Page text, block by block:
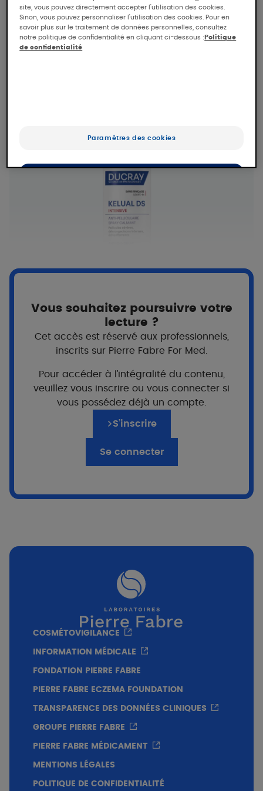
Mentions légales
Pour qui ?
Texture
-Texture transparente.
- Fini non gras, non collant et invisible.
- Pour tous types de cheveux
Vous souhaitez poursuivre votre
lecture ?
Cet accès est réservé aux professionnels,
inscrits sur Pierre Fabre For Med.
Pour accéder à l’intégralité du contenu,
veuillez vous inscrire ou vous connecter si
vous possédez déjà un compte.
S’inscrire
Se connecter
COSMÉTOVIGILANCE
INFORMATION MÉDICALE
FONDATION PIERRE FABRE
PIERRE FABRE ECZEMA FOUNDATION
TRANSPARENCE DES DONNÉES CLINIQUES
GROUPE PIERRE FABRE
PIERRE FABRE MÉDICAMENT
MENTIONS LÉGALES
POLITIQUE DE CONFIDENTIALITÉ
site, vous pouvez directement accepter l'utilisation des cookies.
Sinon, vous pouvez personnaliser l'utilisation des cookies. Pour en
savoir plus sur le traitement de données personnelles, consultez
notre politique de confidentialité en cliquant ci-dessous : Politique
de confidentialité
Paramètres des cookies
Uniquement les essentiels
OK